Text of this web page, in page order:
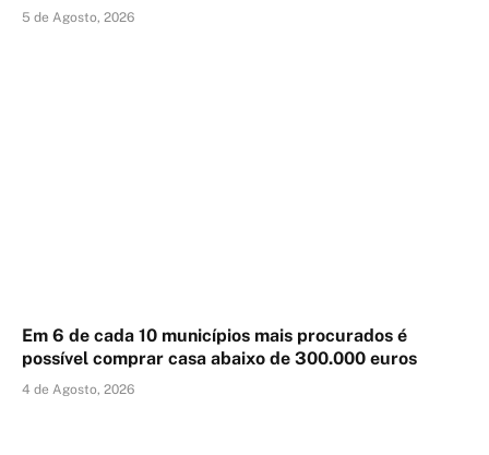
5 de Agosto, 2026
Em 6 de cada 10 municípios mais procurados é
possível comprar casa abaixo de 300.000 euros
4 de Agosto, 2026